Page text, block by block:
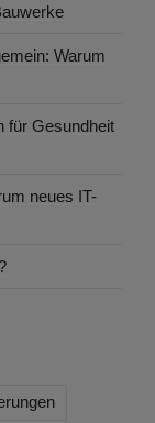
Warum
für Gesundheit
neues IT-